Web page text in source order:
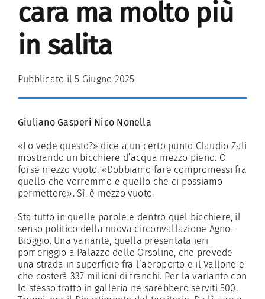
cara ma molto più
in salita
Pubblicato il 5 Giugno 2025
Giuliano Gasperi Nico Nonella
«Lo vede questo?» dice a un certo punto Claudio Zali
mostrando un bicchiere d’acqua mezzo pieno. O
forse mezzo vuoto. «Dobbiamo fare compromessi fra
quello che vorremmo e quello che ci possiamo
permettere». Sì, è mezzo vuoto.
Sta tutto in quelle parole e dentro quel bicchiere, il
senso politico della nuova circonvallazione Agno-
Bioggio. Una variante, quella presentata ieri
pomeriggio a Palazzo delle Orsoline, che prevede
una strada in superficie fra l’aeroporto e il Vallone e
che costerà 337 milioni di franchi. Per la variante con
lo stesso tratto in galleria ne sarebbero serviti 500.